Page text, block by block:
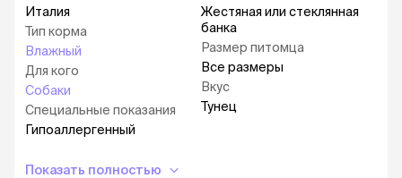
Италия
Тип корма
Влажный
Для кого
Собаки
Специальные показания
Гипоаллергенный
Жестяная или стеклянная
банка
Размер питомца
Все размеры
Вкус
Тунец
Показать полностью